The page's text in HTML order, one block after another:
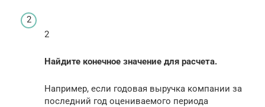
2
Найдите конечное значение для расчета.
Например, если годовая выручка компании за
последний год оцениваемого периода